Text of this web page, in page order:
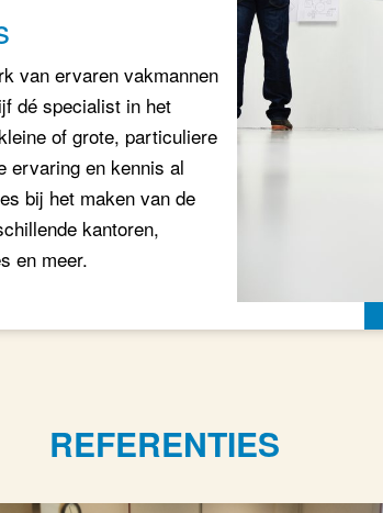
van ervaren vakmannen
dé specialist in het
of grote, particuliere
ervaring en kennis al
bij het maken van de
kantoren,
en meer.
REFERENTIES